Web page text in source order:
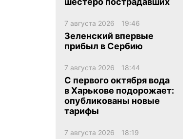
en
7 августа 2026 19:46
Зеленский впервые
прибыл в Сербию
7 августа 2026 18:44
С первого октября вода
в Харькове подорожает:
опубликованы новые
тарифы
7 августа 2026 18:19